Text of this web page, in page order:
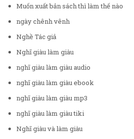
Muốn xuất bản sách thì làm thế nào
ngày chênh vênh
Nghề Tác giả
Nghĩ giàu làm giàu
nghĩ giàu làm giàu audio
nghĩ giàu làm giàu ebook
nghĩ giàu làm giàu mp3
nghĩ giàu làm giàu tiki
Nghĩ giàu và làm giàu